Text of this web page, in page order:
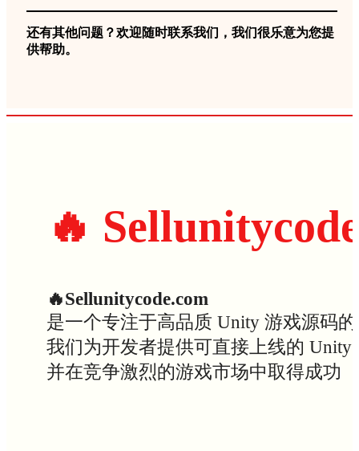
还有其他问题？欢迎随时联系我们，我们很乐意为您提
供帮助。
🔥
🔥Sellunitycode.com
是一个专注于高品质 Unity 游戏源码
我们为开发者提供可直接上线的
并在竞争激烈的游戏市场中取得成功